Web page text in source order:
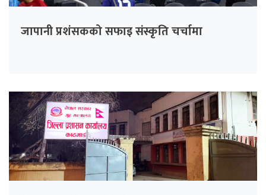
जापानी प्रशंसकको सफाइ संस्कृति चर्चामा